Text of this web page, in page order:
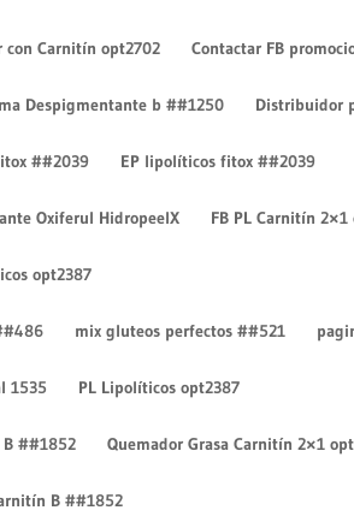
con Carnitín opt2702 Contactar FB
Despigmentante b ##1250 Distribuidor
##2039 EP lipolíticos fitox ##2039
Oxiferul HidropeelX FB PL Carnitín
opt2387
mix gluteos perfectos ##521
1535 PL Lipolíticos opt2387
B ##1852 Quemador Grasa Carnitín 2×1
B ##1852